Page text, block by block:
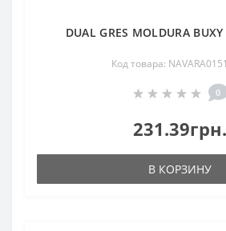
DUAL GRES MOLDURA
Код товара:
0
231.39грн.
В КОРЗИНУ